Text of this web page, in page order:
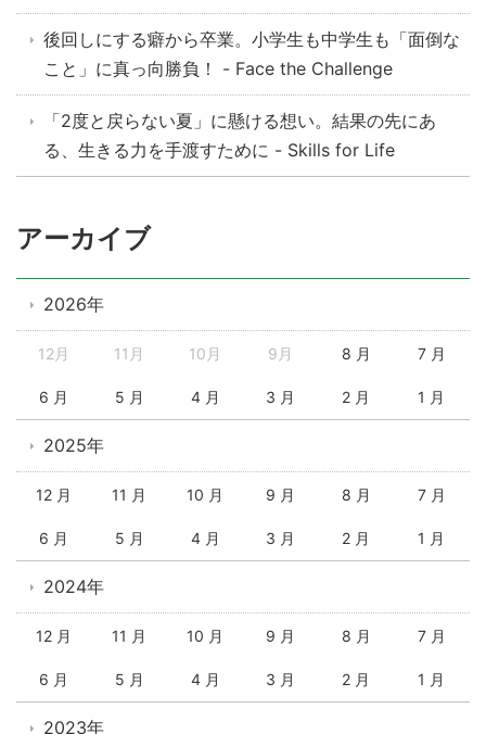
後回しにする癖から卒業。小学生も中学生も「面倒な
こと」に真っ向勝負！ - Face the Challenge
「2度と戻らない夏」に懸ける想い。結果の先にあ
る、生きる力を手渡すために - Skills for Life
アーカイブ
2026年
12月 11月 10月 9月 8 月 7 月
6 月 5 月 4 月 3 月 2 月 1 月
2025年
12 月 11 月 10 月 9 月 8 月 7 月
6 月 5 月 4 月 3 月 2 月 1 月
2024年
12 月 11 月 10 月 9 月 8 月 7 月
6 月 5 月 4 月 3 月 2 月 1 月
2023年